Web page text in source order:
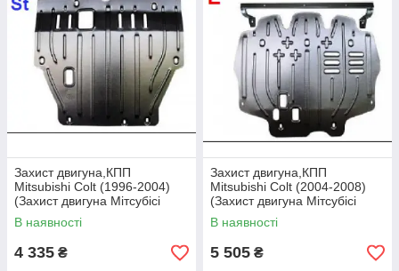
Захист двигуна,КПП
Mitsubishi Colt (1996-2004)
(Захист двигуна Мітсубісі
Кольт) Полігон-авто
В наявності
4 335 ₴
Захист двигуна,КПП
Mitsubishi Colt (2004-2008)
(Захист двигуна Мітсубісі
Кольт) Полігон-авто
В наявності
5 505 ₴